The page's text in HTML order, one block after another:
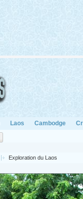
Laos Cambodge
Exploration du Laos